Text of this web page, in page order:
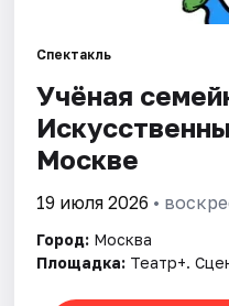
Спектакль
Учёная
Москве
19 июля 2026 •
Город: Москва
Площадка: Театр+.